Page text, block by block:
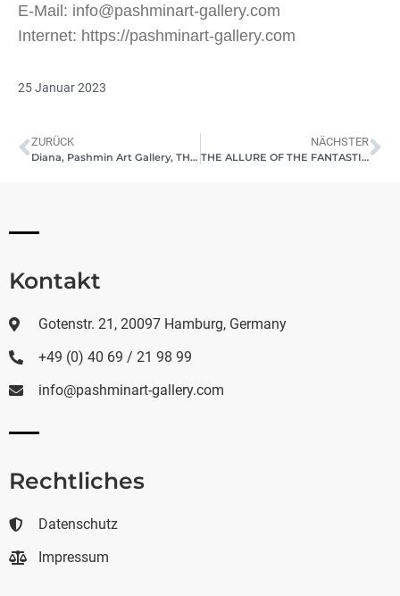
E-Mail: info@pashminart-gallery.com
Internet: https://pashminart-gallery.com
25 Januar 2023
ZURÜCK
Diana, Pashmin Art Gallery, THE ALLURE OF THE FANTASTIQUE, 2023
NÄCHSTER
THE ALLURE OF THE FANTASTIQUE – In der chinesischen zeitgenössischen Kunst – 2023
Kontakt
Gotenstr. 21, 20097 Hamburg, Germany
+49 (0) 40 69 / 21 98 99
info@pashminart-gallery.com
Rechtliches
Datenschutz
Impressum